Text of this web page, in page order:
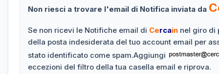
Non riesci a trovare l'email di Notifica inviata da
Se non ricevi le Notifiche email di Cercain nel giro di
della posta indesiderata del tuo account email per
stato identificato come spam.Aggiungi
eccezioni del filtro della tua casella email e riprova.